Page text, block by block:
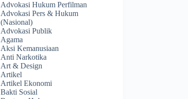
Advokasi Hukum Perfilman
Advokasi Pers & Hukum
(Nasional)
Advokasi Publik
Agama
Aksi Kemanusiaan
Anti Narkotika
Art & Design
Artikel
Artikel Ekonomi
Bakti Sosial